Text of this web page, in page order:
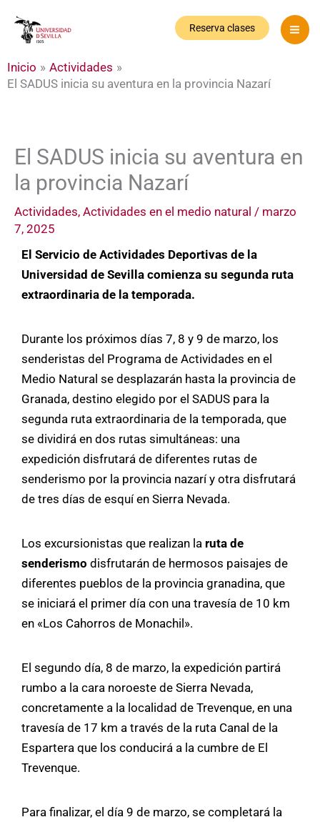
Reserva clases
Inicio
Actividades
El SADUS inicia su aventura en la provincia Nazarí
El SADUS inicia su aventura en
la provincia Nazarí
Actividades, Actividades en el medio natural / marzo
7, 2025
El Servicio de Actividades Deportivas de la
Universidad de Sevilla comienza su segunda ruta
extraordinaria de la temporada.
Durante los próximos días 7, 8 y 9 de marzo, los
senderistas del Programa de Actividades en el
Medio Natural se desplazarán hasta la provincia de
Granada, destino elegido por el SADUS para la
segunda ruta extraordinaria de la temporada, que
se dividirá en dos rutas simultáneas: una
expedición disfrutará de diferentes rutas de
senderismo por la provincia nazarí y otra disfrutará
de tres días de esquí en Sierra Nevada.
Los excursionistas que realizan la ruta de
senderismo disfrutarán de hermosos paisajes de
diferentes pueblos de la provincia granadina, que
se iniciará el primer día con una travesía de 10 km
en «Los Cahorros de Monachil».
El segundo día, 8 de marzo, la expedición partirá
rumbo a la cara noroeste de Sierra Nevada,
concretamente a la localidad de Trevenque, en una
travesía de 17 km a través de la ruta Canal de la
Espartera que los conducirá a la cumbre de El
Trevenque.
Para finalizar, el día 9 de marzo, se completará la